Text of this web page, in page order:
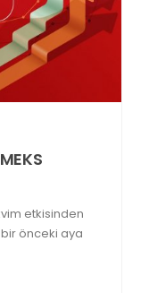
etkisinden
bir önceki aya